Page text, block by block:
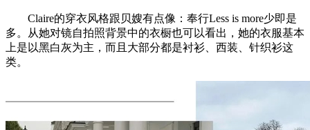
Claire的穿衣风格跟贝嫂有点像：奉行Less is more少即是
多。从她对镜自拍照背景中的衣橱也可以看出，她的衣服基本
上是以黑白灰为主，而且大部分都是衬衫、西装、针织衫这
类。